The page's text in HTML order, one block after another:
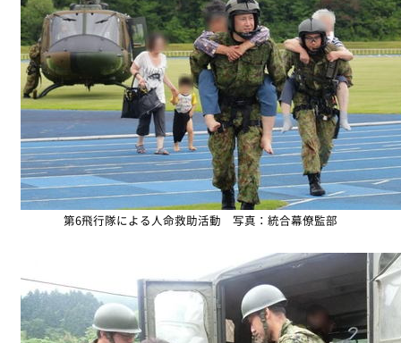
第6飛行隊による人命救助活動 写真：統合幕僚監部